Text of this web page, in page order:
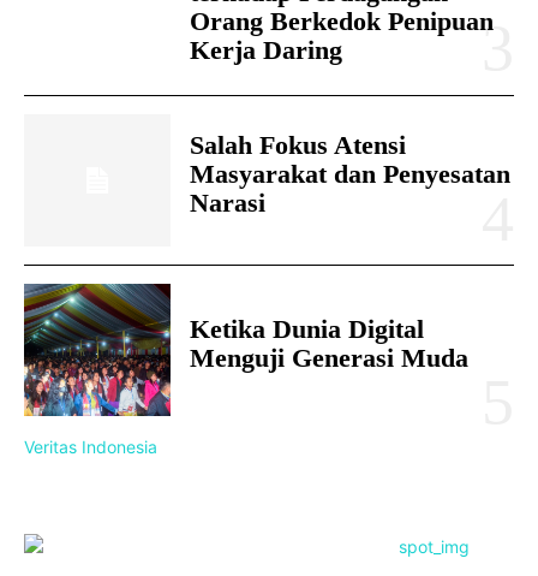
Orang Berkedok Penipuan
Kerja Daring
Salah Fokus Atensi
Masyarakat dan Penyesatan
Narasi
Ketika Dunia Digital
Menguji Generasi Muda
Veritas Indonesia